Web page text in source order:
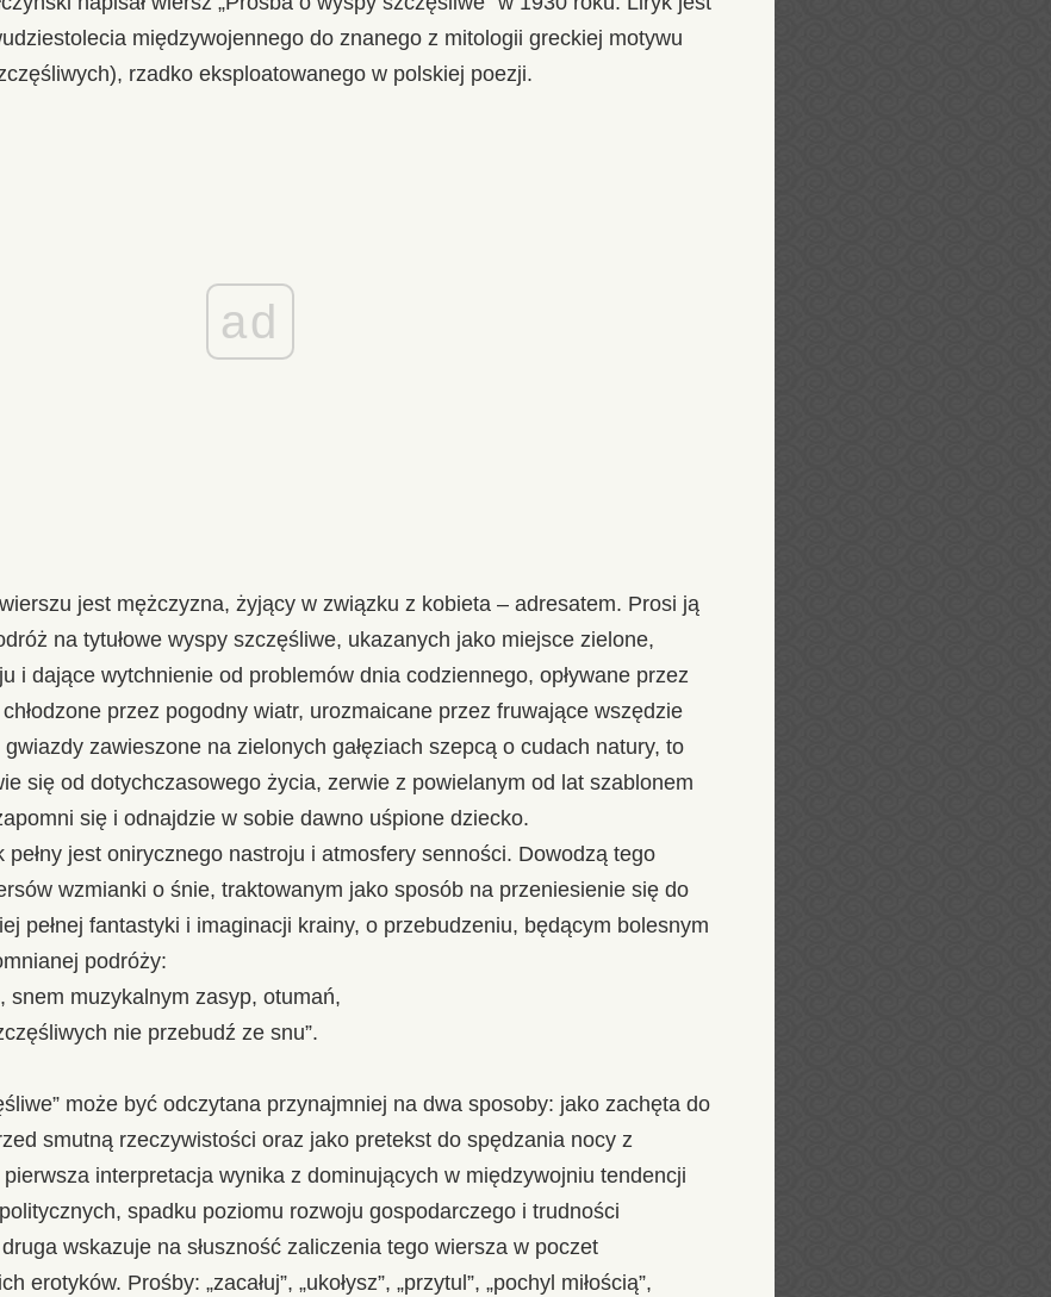
międzywojennego do znanego z mitologii greckiej motywu
rzadko eksploatowanego w polskiej poezji.
ad
jest mężczyzna, żyjący w związku z kobieta – adresatem. Prosi ją
na tytułowe wyspy szczęśliwe, ukazanych jako miejsce zielone,
i dające wytchnienie od problemów dnia codziennego, opływane przez
przez pogodny wiatr, urozmaicane przez fruwające wszędzie
zawieszone na zielonych gałęziach szepcą o cudach natury, to
się od dotychczasowego życia, zerwie z powielanym od lat szablonem
się i odnajdzie w sobie dawno uśpione dziecko.
jest onirycznego nastroju i atmosfery senności. Dowodzą tego
wzmianki o śnie, traktowanym jako sposób na przeniesienie się do
pełnej fantastyki i imaginacji krainy, o przebudzeniu, będącym bolesnym
podróży:
snem muzykalnym zasyp, otumań,
nie przebudź ze snu”.
może być odczytana przynajmniej na dwa sposoby: jako zachęta do
smutną rzeczywistości oraz jako pretekst do spędzania nocy z
interpretacja wynika z dominujących w międzywojniu tendencji
spadku poziomu rozwoju gospodarczego i trudności
wskazuje na słuszność zaliczenia tego wiersza w poczet
erotyków. Prośby: „zacałuj”, „ukołysz”, „przytul”, „pochyl miłością”,